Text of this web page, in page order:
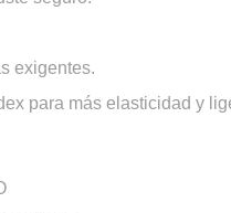
exigentes.
para más elasticidad y